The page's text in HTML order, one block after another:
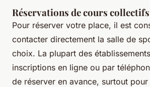
Réservations de cours collectifs
Pour réserver votre place, il est
contacter directement la salle de
choix. La plupart des
inscriptions en ligne ou par
de réserver en avance, surtout